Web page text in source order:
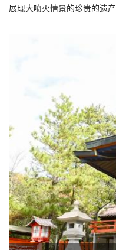
展现大喷火情景的珍贵的遗产